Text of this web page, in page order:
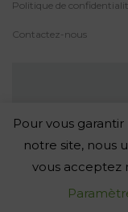
Politique de
Contactez-nous
Pour vous
notre site, nous
vous acceptez